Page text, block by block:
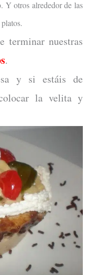
Y otros alrededor de las
terminar nuestras
.
y si estáis de
la velita y